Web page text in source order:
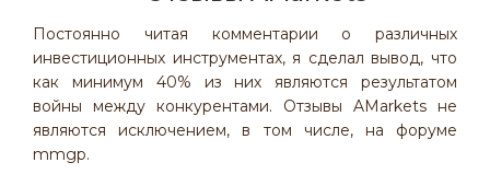
Постоянно читая комментарии о различных
инвестиционных инструментах, я сделал вывод, что
как минимум 40% из них являются результатом
войны между конкурентами. Отзывы AMarkets не
являются исключением, в том числе, на форуме
mmgp.